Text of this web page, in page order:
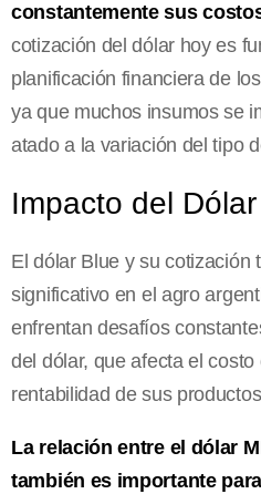
constantemente sus
cotización del dólar hoy es
planificación financiera de
ya que muchos insumos se
atado a la variación del tipo
Impacto del
El dólar Blue y su cotización
significativo en el agro
enfrentan desafíos
del dólar, que afecta el
rentabilidad de sus
La relación entre el dólar
también es importante